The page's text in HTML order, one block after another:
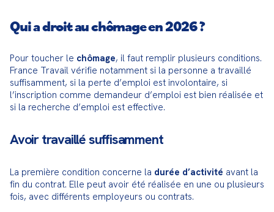
Qui a droit au chômage en 2026 ?
Pour toucher le chômage, il faut remplir plusieurs conditions.
France Travail vérifie notamment si la personne a travaillé
suffisamment, si la perte d’emploi est involontaire, si
l’inscription comme demandeur d’emploi est bien réalisée et
si la recherche d’emploi est effective.
Avoir travaillé suffisamment
La première condition concerne la durée d’activité avant la
fin du contrat. Elle peut avoir été réalisée en une ou plusieurs
fois, avec différents employeurs ou contrats.